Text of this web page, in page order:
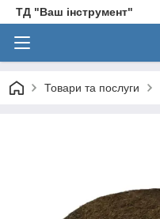
ТД "Ваш інструмент"
Товари та послуги